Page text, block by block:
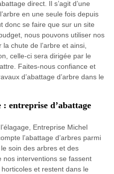
direct. Il s’agit d’une
en une seule fois depuis
donc se faire que sur un site
nous pouvons utiliser nos
chute de l’arbre et ainsi,
celle-ci sera dirigée par le
Faites-nous confiance et
d’abattage d’arbre dans le
entreprise d’abattage
Entreprise Michel
l’abattage d’arbres parmi
soin des arbres et des
nos interventions se fassent
et restent dans le